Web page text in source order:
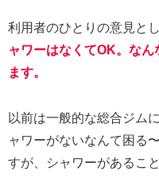
利用者のひとりの意見と
ャワーはなくてOK。な
ます。
以前は一般的な総合ジム
ャワーがないなんて困る
すが、シャワーがあるこ